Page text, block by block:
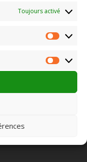
Toujours activé